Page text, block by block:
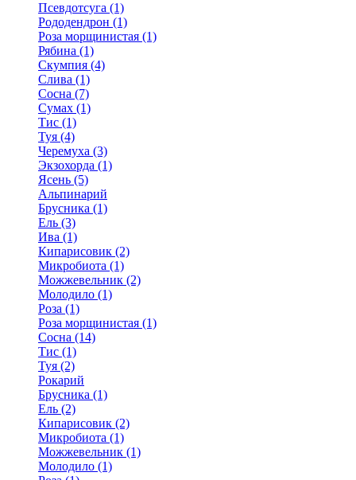
Псевдотсуга (1)
Рододендрон (1)
Роза морщинистая (1)
Рябина (1)
Скумпия (4)
Слива (1)
Сосна (7)
Сумах (1)
Тис (1)
Туя (4)
Черемуха (3)
Экзохорда (1)
Ясень (5)
Альпинарий
Брусника (1)
Ель (3)
Ива (1)
Кипарисовик (2)
Микробиота (1)
Можжевельник (2)
Молодило (1)
Роза (1)
Роза морщинистая (1)
Сосна (14)
Тис (1)
Туя (2)
Рокарий
Брусника (1)
Ель (2)
Кипарисовик (2)
Микробиота (1)
Можжевельник (1)
Молодило (1)